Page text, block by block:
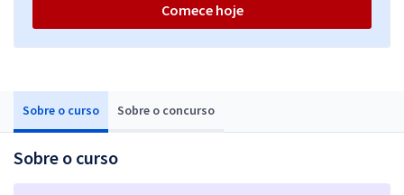
Sobre o curso Sobre o concurso
Sobre o curso
Comece hoje